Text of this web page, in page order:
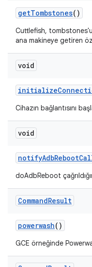
getTombstones()
Cuttlefish,
ana makineye getiren
void
initialize
Cihazın bağlantısını
void
notifyAdbReboot
doAdbReboot
CommandResult
powerwash()
GCE örneğinde